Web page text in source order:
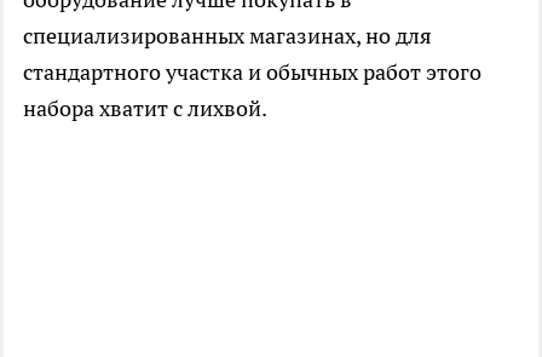
специализированных магазинах, но для
стандартного участка и обычных работ этого
набора хватит с лихвой.